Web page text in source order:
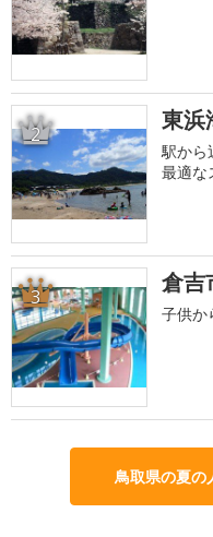
2 東浜
駅から
最適な
3 倉吉
子供か
鳥取県の夏の